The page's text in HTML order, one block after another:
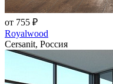
от 755 ₽
Royalwood
Cersanit, Россия